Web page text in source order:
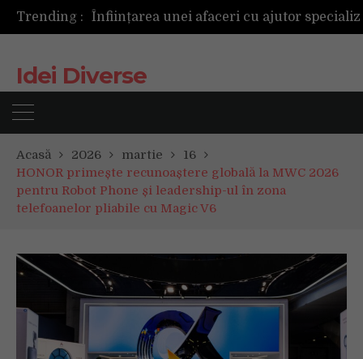
Trending :
Idei Diverse
Acasă 2026 martie
16
HONOR primește recunoaștere globală la MWC 2026
pentru Robot Phone și leadership-ul în zona
telefoanelor pliabile cu Magic V6